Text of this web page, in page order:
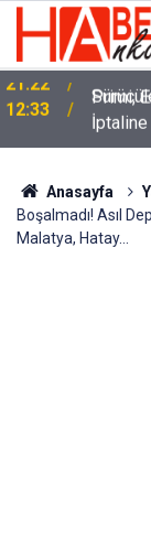
12:33
Anasayfa
Boşalmadı! Asıl
Malatya, Hatay…